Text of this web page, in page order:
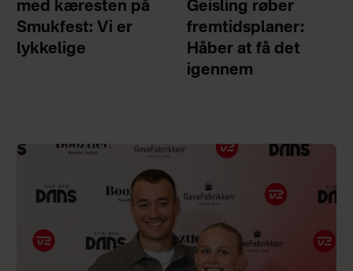
med kæresten på
Smukfest: Vi er
lykkelige
Geisling røber
fremtidsplaner:
Håber at få det
igennem